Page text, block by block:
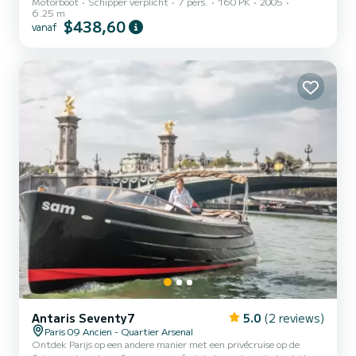
6.25 m
vanaf $438,60
Antaris Seventy7 5.0 (2 reviews)
Paris 09 Ancien - Quartier Arsenal
Ontdek Parijs op een andere manier met een privécruise op de